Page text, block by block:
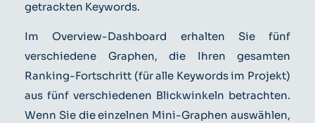
getrackten Keywords.
Im Overview-Dashboard erhalten Sie fünf
verschiedene Graphen, die Ihren gesamten
Ranking-Fortschritt (für alle Keywords im Projekt)
aus fünf verschiedenen Blickwinkeln betrachten.
Wenn Sie die einzelnen Mini-Graphen auswählen,